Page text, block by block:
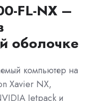
FL-NX –
оболочке
компьютер на
Xavier NX,
Jetpack и